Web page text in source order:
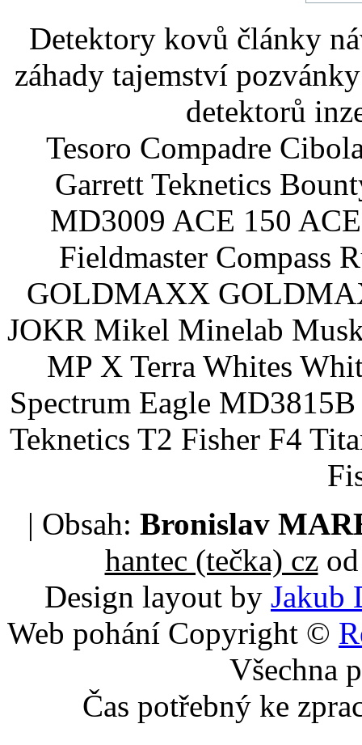
Detektory kovů články
záhady tajemství
detektorů
Tesoro Compadre
Garrett Teknetics
MD3009 ACE 150
Fieldmaster Compass
GOLDMAXX
JOKR Mikel Minelab
MP X Terra Whites
Spectrum Eagle
Teknetics T2 Fisher F4
| Obsah: Bronislav
hantec (tečka) czod
Design layout by Jakub
Web pohání Copyright ©
Všechna
Čas potřebný ke